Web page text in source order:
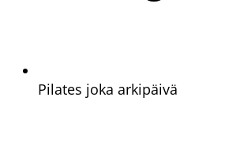
Pilates joka arkipäivä